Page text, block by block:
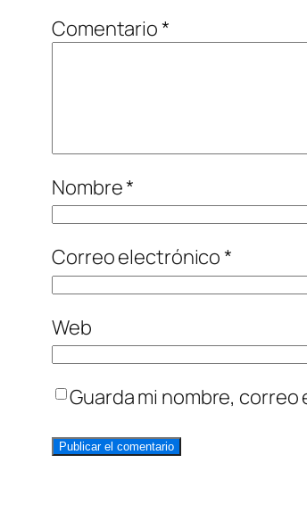
Comentario*
Nombre*
Correo electrónico*
Web
Guarda mi nombre,